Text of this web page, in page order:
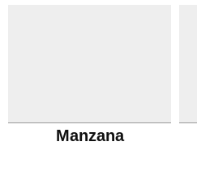
Manzana